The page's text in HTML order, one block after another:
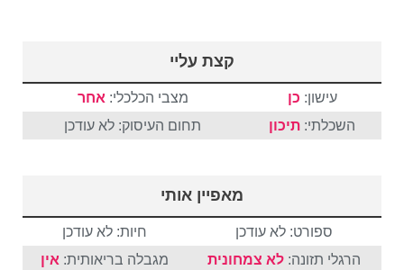
קצת עליי
עישון: כן מצבי הכלכלי: אחר
השכלתי: תיכון תחום העיסוק: לא עודכן
מאפיין אותי
ספורט: לא עודכן
חיות: לא עודכן
הרגלי תזונה: לא צמחונית מגבלה בריאותית: אין